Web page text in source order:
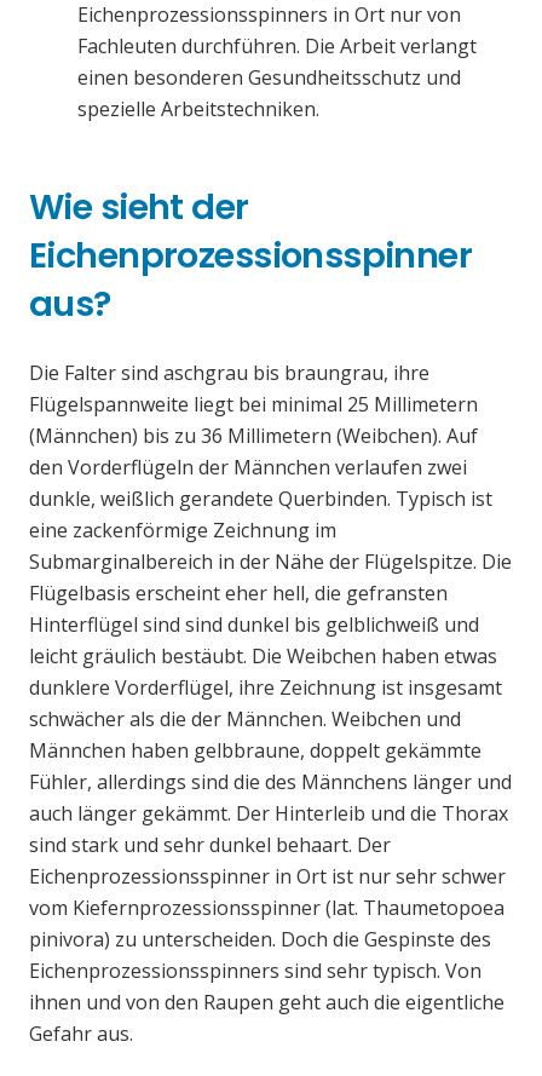
Eichenprozessionsspinners in Ort nur von
Fachleuten durchführen. Die Arbeit verlangt
einen besonderen Gesundheitsschutz und
spezielle Arbeitstechniken.
Wie sieht der
Eichenprozessionsspinner
aus?
Die Falter sind aschgrau bis braungrau, ihre
Flügelspannweite liegt bei minimal 25 Millimetern
(Männchen) bis zu 36 Millimetern (Weibchen). Auf
den Vorderflügeln der Männchen verlaufen zwei
dunkle, weißlich gerandete Querbinden. Typisch ist
eine zackenförmige Zeichnung im
Submarginalbereich in der Nähe der Flügelspitze. Die
Flügelbasis erscheint eher hell, die gefransten
Hinterflügel sind sind dunkel bis gelblichweiß und
leicht gräulich bestäubt. Die Weibchen haben etwas
dunklere Vorderflügel, ihre Zeichnung ist insgesamt
schwächer als die der Männchen. Weibchen und
Männchen haben gelbbraune, doppelt gekämmte
Fühler, allerdings sind die des Männchens länger und
auch länger gekämmt. Der Hinterleib und die Thorax
sind stark und sehr dunkel behaart. Der
Eichenprozessionsspinner in Ort ist nur sehr schwer
vom Kiefernprozessionsspinner (lat. Thaumetopoea
pinivora) zu unterscheiden. Doch die Gespinste des
Eichenprozessionsspinners sind sehr typisch. Von
ihnen und von den Raupen geht auch die eigentliche
Gefahr aus.